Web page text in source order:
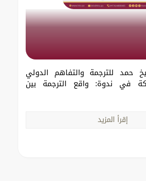
حمد للترجمة والتفاهم الدولي
في ندوة: واقع الترجمة بين
إقرأ المزيد